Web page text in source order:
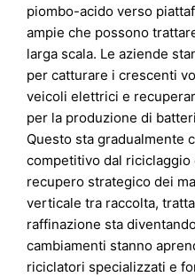
piombo-acido verso
ampie che possono
larga scala. Le aziende
per catturare i crescenti
veicoli elettrici e
per la produzione di
Questo sta gradualmente
competitivo dal
recupero strategico dei
verticale tra raccolta,
raffinazione sta
cambiamenti stanno
riciclatori specializzati e